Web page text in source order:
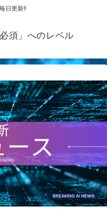
日更新‼
須」へのレベル